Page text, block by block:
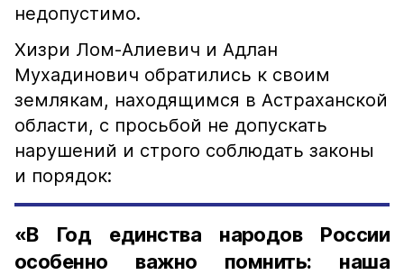
недопустимо.
Хизри Лом-Алиевич и Адлан
Мухадинович обратились к своим
землякам, находящимся в Астраханской
области, с просьбой не допускать
нарушений и строго соблюдать законы
и порядок:
«В Год единства народов России
особенно важно помнить: наша